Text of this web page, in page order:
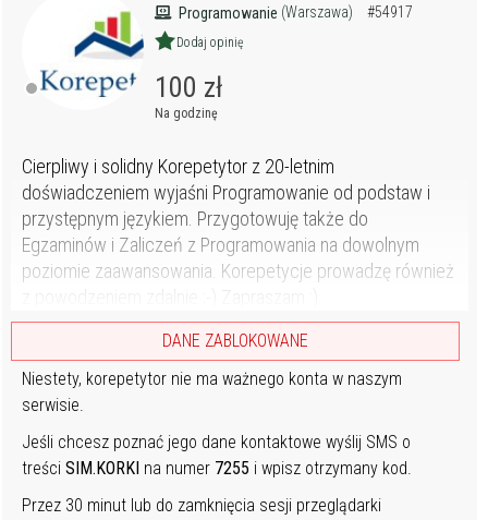
Programowanie (Warszawa) #54917
Dodaj opinię
100 zł
Na godzinę
Cierpliwy i solidny Korepetytor z 20-letnim
doświadczeniem wyjaśni Programowanie od podstaw i
przystępnym językiem. Przygotowuję także do
Egzaminów i Zaliczeń z Programowania na dowolnym
poziomie zaawansowania. Korepetycje prowadzę również
DANE ZABLOKOWANE
Niestety, korepetytor nie ma ważnego konta w naszym
serwisie.
Jeśli chcesz poznać jego dane kontaktowe wyślij SMS o
treściSIM.KORKI na numer 7255 i wpisz otrzymany kod.
Przez 30 minut lub do zamknięcia sesji przeglądarki